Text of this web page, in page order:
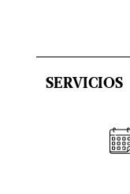
SERVICIOS